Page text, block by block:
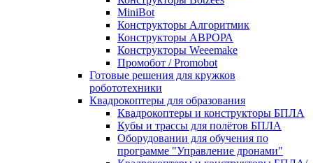
MiniBot
Конструкторы Алгоритмик
Конструкторы АВРОРА
Конструкторы Weeemake
Промобот / Promobot
Готовые решения для кружков
робототехники
Квадрокоптеры для образования
Квадрокоптеры и конструкторы БПЛА
Кубы и трассы для полётов БПЛА
Оборудовании для обучения по
программе "Управление дронами"